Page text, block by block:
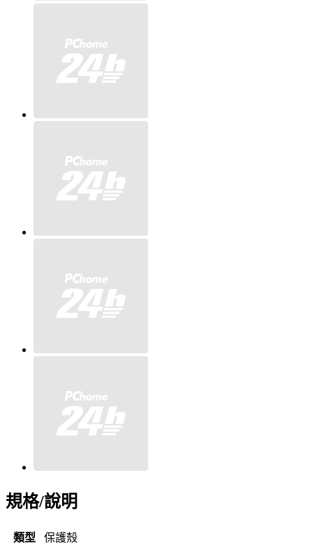
規格/說明
類型
保護殼